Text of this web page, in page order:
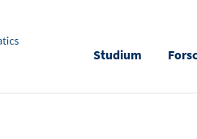
Studium